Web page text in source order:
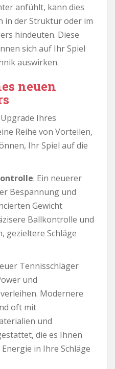
anfühlt, kann dies
in der Struktur oder im
hindeuten. Diese
sich auf Ihr Spiel
auswirken.
neuen
Ihres
Reihe von Vorteilen,
Ihr Spiel auf die
: Ein neuerer
Bespannung und
Gewicht
Ballkontrolle und
gezieltere Schläge
Tennisschläger
und
Modernere
oft mit
und
die es Ihnen
in Ihre Schläge